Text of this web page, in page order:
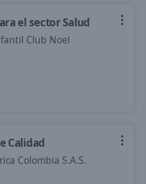
el sector Salud
Club Noel
Calidad
Colombia S.A.S.